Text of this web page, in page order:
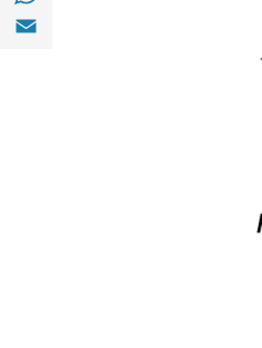
Compartir en Email